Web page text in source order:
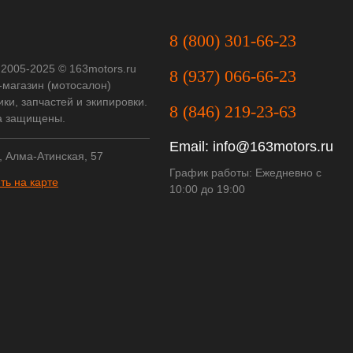
2025 © 163motors.ru
(мотосалон)
запчастей и экипировки.
защищены.
Алма-Атинская, 57
на карте
8 (800) 301-66-23
8 (937) 066-66-23
8 (846) 219-23-63
Email: info@163motors.ru
График работы: Ежедневно с
10:00 до 19:00